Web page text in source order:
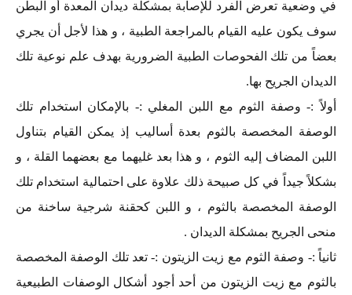
في وضعية تعرض الفرد للإصابة بمشكلة ديدان المعدة أو البطن
سوف يكون عليه القيام بالمراجعة الطبية ، و هذا لأجل أن يجري
بعضاً من تلك الفحوصات الطبية الضرورية بهدف علم نوعية تلك
الديدان الجريح بها.
أولاً :- وصفة الثوم مع اللبن المغلي :- بالإمكان استخدام تلك
الوصفة المخصصة بالثوم بعدة أساليب إذ يمكن القيام بتناول
اللبن المضاف إليه الثوم ، و هذا بعد غليهما مع بعضهما القلة ، و
بشكلاً جيداً في كل صبيحة ذلك علاوة على احتمالية استخدام تلك
الوصفة المخصصة بالثوم ، و اللبن كحقنة شرجية ساخنة من
منحى الجريح بمشكلة الديدان .
ثانياً :- وصفة الثوم مع زيت الزيتون :- تعد تلك الوصفة المخصصة
بالثوم مع زيت الزيتون من أحد أجود أشكال الوصفات الطبيعية